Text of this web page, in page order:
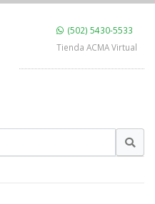
(502) 5430-5533
Tienda ACMA Virtual